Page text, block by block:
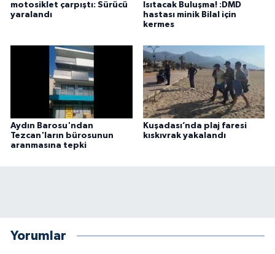
motosiklet çarpıştı: Sürücü
yaralandı
Isıtacak Buluşma! :DMD
hastası minik Bilal için
kermes
Aydın Barosu'ndan
Tezcan'ların bürosunun
aranmasına tepki
Kuşadası’nda plaj faresi
kıskıvrak yakalandı
Yorumlar